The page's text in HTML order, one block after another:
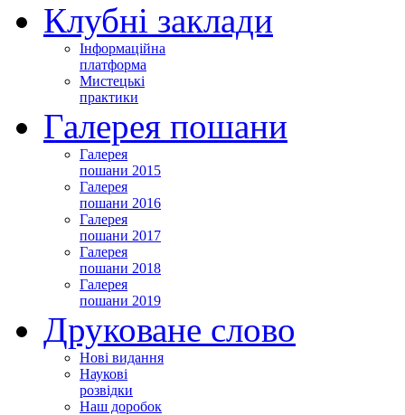
Клубні заклади
Інформаційна
платформа
Мистецькі
практики
Галерея пошани
Галерея
пошани 2015
Галерея
пошани 2016
Галерея
пошани 2017
Галерея
пошани 2018
Галерея
пошани 2019
Друковане слово
Нові видання
Наукові
розвідки
Наш доробок